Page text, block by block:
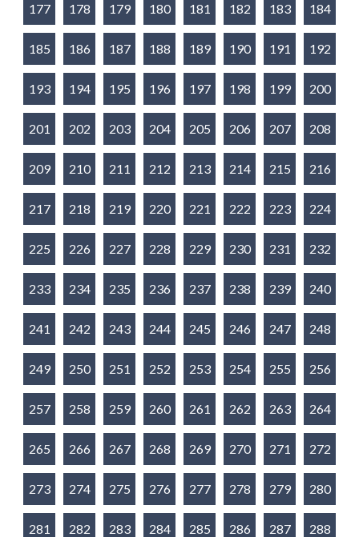
177 178 179 180 181 182 183 184
185 186 187 188 189 190 191 192
193 194 195 196 197 198 199 200
201 202 203 204 205 206 207 208
209 210 211 212 213 214 215 216
217 218 219 220 221 222 223 224
225 226 227 228 229 230 231 232
233 234 235 236 237 238 239 240
241 242 243 244 245 246 247 248
249 250 251 252 253 254 255 256
257 258 259 260 261 262 263 264
265 266 267 268 269 270 271 272
273 274 275 276 277 278 279 280
281 282 283 284 285 286 287 288